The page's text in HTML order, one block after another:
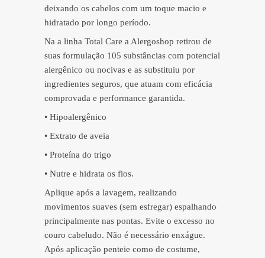
deixando os cabelos com um toque macio e
hidratado por longo período.
Na a linha Total Care a Alergoshop retirou de
suas formulação 105 substâncias com potencial
alergênico ou nocivas e as substituiu por
ingredientes seguros, que atuam com eficácia
comprovada e performance garantida.
• Hipoalergênico
• Extrato de aveia
• Proteína do trigo
• Nutre e hidrata os fios.
Aplique após a lavagem, realizando
movimentos suaves (sem esfregar) espalhando
principalmente nas pontas. Evite o excesso no
couro cabeludo. Não é necessário enxágue.
Após aplicação penteie como de costume,